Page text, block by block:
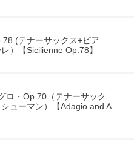
(テナーサックス+ピア
）【Sicilienne Op.78】
ロ・Op.70（テナーサック
ューマン）【Adagio and A